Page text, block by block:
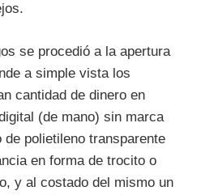
se procedió a la apertura
a simple vista los
cantidad de dinero en
(de mano) sin marca
polietileno transparente
en forma de trocito o
y al costado del mismo un